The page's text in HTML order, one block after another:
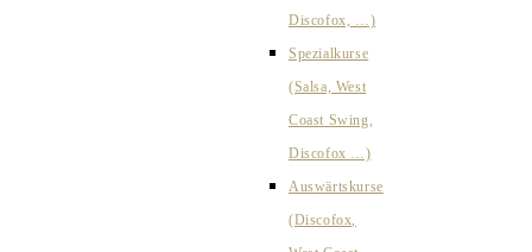
Discofox, …)
Spezialkurse
(Salsa, West
Coast Swing,
Discofox …)
Auswärtskurse
(Discofox,